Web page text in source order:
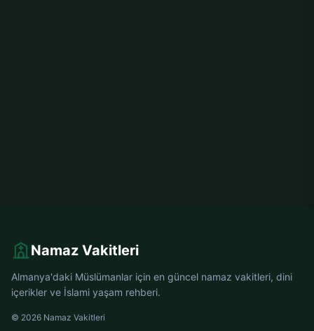
Namaz Vakitleri
Almanya'daki Müslümanlar için en güncel namaz vakitleri, dini
içerikler ve İslami yaşam rehberi.
© 2026 Namaz Vakitleri